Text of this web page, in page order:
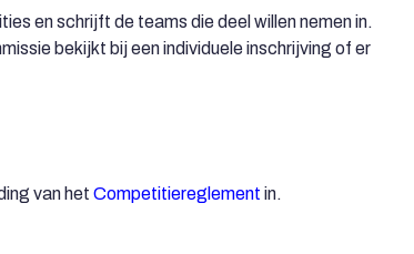
en schrijft de teams die deel willen nemen in.
bekijkt bij een individuele inschrijving of er
van het Competitiereglement in.